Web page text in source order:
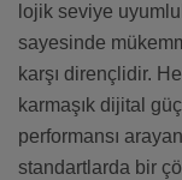
lojik seviye
sayesinde
karşı dirençlidir.
karmaşık dijital
performansı
standartlarda bir